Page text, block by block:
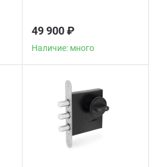
49 900 ₽
Наличие: много